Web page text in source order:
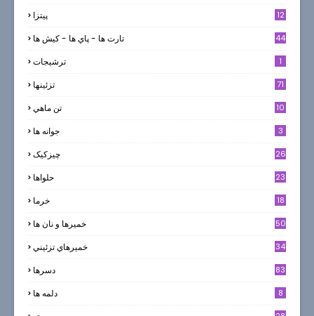
پیتزا 12
تارت ها - پاي ها - كيش ها 44
ترشيجات 1
تزئینها 71
تن ماهي 10
جوانه ها 3
چیزکیک 26
حلواها 23
خرما 18
خميرها و نان ها 50
خميرهاي تزئيني 34
دسرها 83
دلمه ها 8